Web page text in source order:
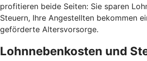
profitieren beide Seiten: Sie sparen
Steuern, Ihre Angestellten bekommen
geförderte Altersvorsorge.
Lohnnebenkosten und